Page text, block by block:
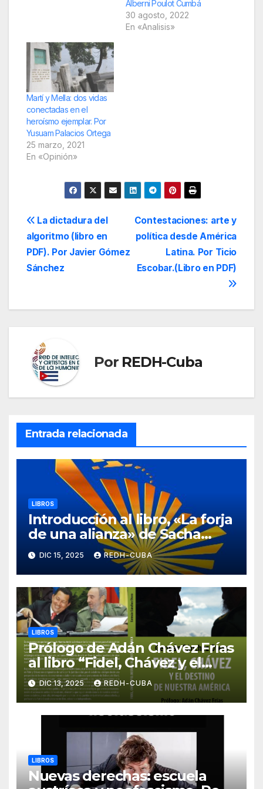
Alberni Poulot Cumbá
30 agosto, 2022
En «Analisis»
Martí y Mella: dos vidas
conectadas en el
heroísmo ejemplar. Por
Yusuam Palacios Ortega
25 marzo, 2021
En «Opinión»
Navegación
de
entradas
Contestaciones: arte y
política desde América
Latina. Por Ticio
Escobar.(Libro en PDF)
La dictadura del
algoritmo (libro en
PDF). Por Javier Gómez
Sánchez
Por REDH-Cuba
Entrada relacionada
LIBROS
Introducción al libro, «La forja
de una alianza» de Sacha
LLorenti Soliz y Rogelio Sierra
Díaz
DIC 15, 2025 REDH-CUBA
LIBROS
Prólogo de Adán Chávez Frías
al libro “Fidel, Chávez y el
destino de Nuestra América”
de Germán Sánchez Otero
DIC 13, 2025 REDH-CUBA
LIBROS
Nuevas derechas: escuela